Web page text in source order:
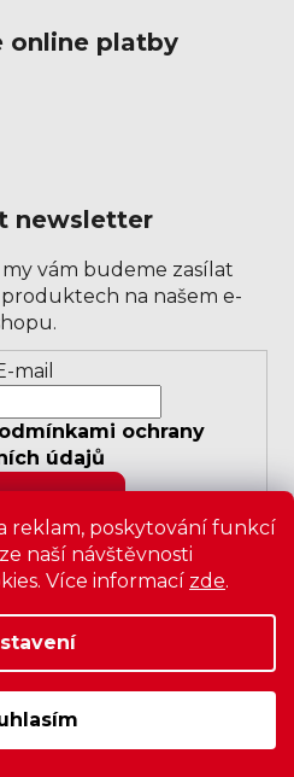
reklam, poskytování funkcí
naší návštěvnosti
Více informací zde.
online platby
newsletter
vám budeme zasílat
na našem e-
mail
ochrany
údajů
údajů